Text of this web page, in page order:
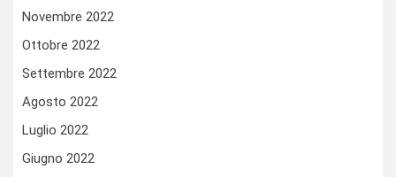
Novembre 2022
Ottobre 2022
Settembre 2022
Agosto 2022
Luglio 2022
Giugno 2022